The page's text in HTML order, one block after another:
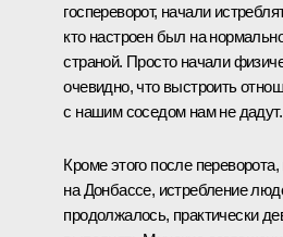
госпереворот, начали
кто настроен был на
страной. Просто начали
очевидно, что выстроить
с нашим соседом нам не дадут.
Кроме этого после
на Донбассе, истребление
продолжалось, практически